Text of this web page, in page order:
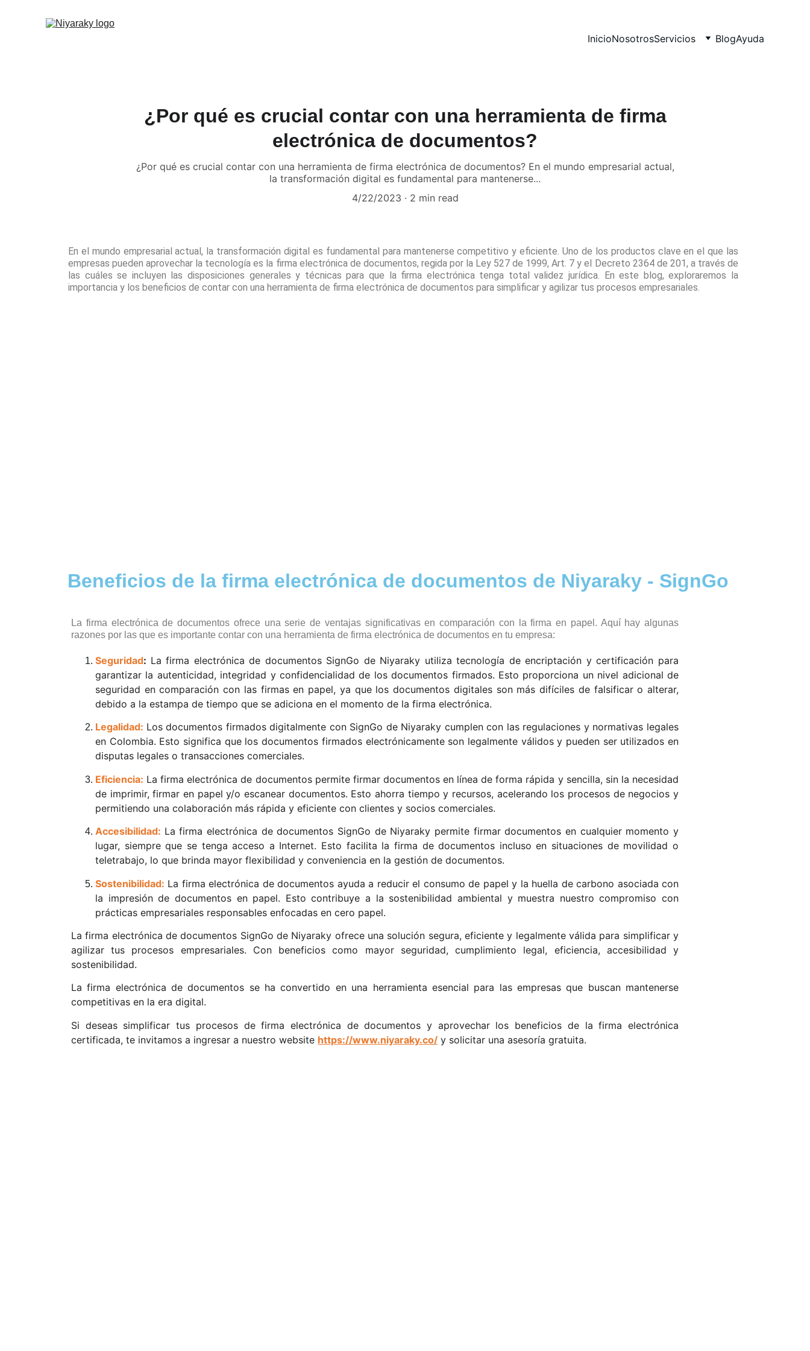
InicioNosotrosServicios BlogAyuda
¿Por qué es crucial contar con una herramienta de firma
electrónica de documentos?
¿Por qué es crucial contar con una herramienta de firma electrónica de documentos? En el mundo empresarial actual,
la transformación digital es fundamental para mantenerse...
4/22/2023
2 min read
En el mundo empresarial actual, la transformación digital es fundamental para mantenerse competitivo y eficiente. Uno de los productos clave en el que las
empresas pueden aprovechar la tecnología es la firma electrónica de documentos, regida por la Ley 527 de 1999, Art. 7 y el Decreto 2364 de 201, a través de
las cuáles se incluyen las disposiciones generales y técnicas para que la firma electrónica tenga total validez jurídica. En este blog, exploraremos la
importancia y los beneficios de contar con una herramienta de firma electrónica de documentos para simplificar y agilizar tus procesos empresariales.
Beneficios de la firma electrónica de documentos de Niyaraky - SignGo
La firma electrónica de documentos ofrece una serie de ventajas significativas en comparación con la firma en papel. Aquí hay algunas
razones por las que es importante contar con una herramienta de firma electrónica de documentos en tu empresa:
Seguridad: La firma electrónica de documentos SignGo de Niyaraky utiliza tecnología de encriptación y certificación para
garantizar la autenticidad, integridad y confidencialidad de los documentos firmados. Esto proporciona un nivel adicional de
seguridad en comparación con las firmas en papel, ya que los documentos digitales son más difíciles de falsificar o alterar,
debido a la estampa de tiempo que se adiciona en el momento de la firma electrónica.
Legalidad: Los documentos firmados digitalmente con SignGo de Niyaraky cumplen con las regulaciones y normativas legales
en Colombia. Esto significa que los documentos firmados electrónicamente son legalmente válidos y pueden ser utilizados en
disputas legales o transacciones comerciales.
Eficiencia: La firma electrónica de documentos permite firmar documentos en línea de forma rápida y sencilla, sin la necesidad
de imprimir, firmar en papel y/o escanear documentos. Esto ahorra tiempo y recursos, acelerando los procesos de negocios y
permitiendo una colaboración más rápida y eficiente con clientes y socios comerciales.
Accesibilidad: La firma electrónica de documentos SignGo de Niyaraky permite firmar documentos en cualquier momento y
lugar, siempre que se tenga acceso a Internet. Esto facilita la firma de documentos incluso en situaciones de movilidad o
teletrabajo, lo que brinda mayor flexibilidad y conveniencia en la gestión de documentos.
Sostenibilidad: La firma electrónica de documentos ayuda a reducir el consumo de papel y la huella de carbono asociada con
la impresión de documentos en papel. Esto contribuye a la sostenibilidad ambiental y muestra nuestro compromiso con
prácticas empresariales responsables enfocadas en cero papel.
La firma electrónica de documentos SignGo de Niyaraky ofrece una solución segura, eficiente y legalmente válida para simplificar y
agilizar tus procesos empresariales. Con beneficios como mayor seguridad, cumplimiento legal, eficiencia, accesibilidad y
sostenibilidad.
La firma electrónica de documentos se ha convertido en una herramienta esencial para las empresas que buscan mantenerse
competitivas en la era digital.
Si deseas simplificar tus procesos de firma electrónica de documentos y aprovechar los beneficios de la firma electrónica
certificada, te invitamos a ingresar a nuestro website https://www.niyaraky.co/ y solicitar una asesoría gratuita.